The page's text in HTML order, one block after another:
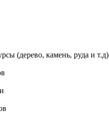
(дерево, камень, руда и т.д)